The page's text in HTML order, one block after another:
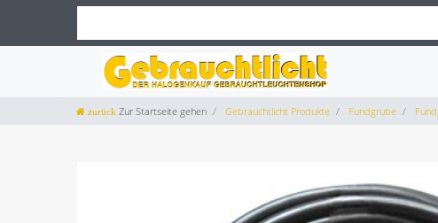
Zur Startseite gehen Gebrauchtlicht Produkte Fundgrube